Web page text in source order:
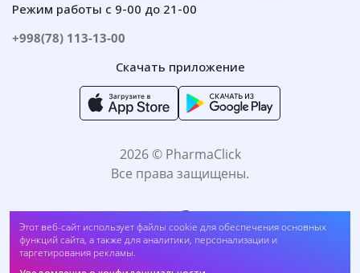
Этот веб-сайт использует файлы cookie для обеспечения основных
функций сайта, а также для аналитики, персонализации и
таргетирования рекламы.
Режим работы с 9-00 до 21-00
+998(78) 113-13-00
Скачать приложение
2026 © PharmaClick
Все права защищены.